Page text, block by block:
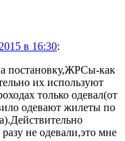
в 16:30:
постановку,ЖРСы-как
их используют
только одевал(от
одевают жилеты по
не одевали,это мне